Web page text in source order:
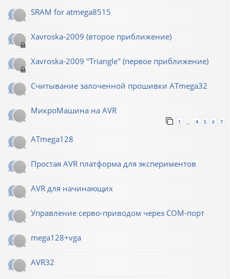
SRAM for atmega8515
Xavroska-2009 (второе приближение)
Xavroska-2009 "Triangle" (первое приближение)
Считывание залоченной прошивки ATmega32
МикроМашина на AVR
1 4 5 6 7
ATmega128
Простая AVR платформа для экспериментов
AVR для начинающих
Управление серво-приводом через COM-порт
mega128+vga
AVR32